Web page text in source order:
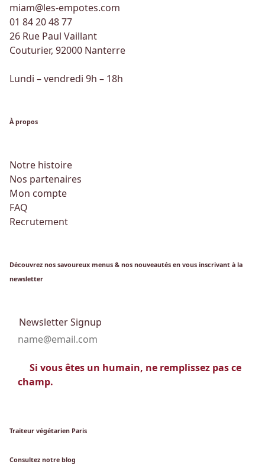
miam@les-empotes.com
01 84 20 48 77
26 Rue Paul Vaillant
Couturier, 92000 Nanterre
Lundi – vendredi 9h – 18h
À propos
Notre histoire
Nos partenaires
Mon compte
FAQ
Recrutement
Découvrez nos savoureux menus & nos nouveautés en vous inscrivant à la
newsletter
Newsletter Signup
Si vous êtes un humain, ne remplissez pas ce
champ.
Traiteur végétarien Paris
Consultez notre blog